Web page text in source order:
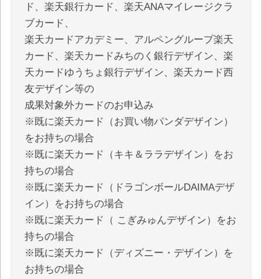
ド、楽天銀行カード、楽天ANAマイレージクラ
ブカード、
楽天カードアカデミー、アルペングループ楽天
カード、楽天カードみちのく銀行デザイン、楽
天カードゆうちょ銀行デザイン、楽天カード西
友デザイン等の
成果対象外カードのお申込み
※既に楽天カード（お買い物パンダデザイン）
をお持ちの場合
※既に楽天カード（キキ＆ララデザイン）をお
持ちの場合
※既に楽天カード（ドラゴンボールDAIMAデザ
イン）をお持ちの場合
※既に楽天カード（ こぎみゅんデザイン）をお
持ちの場合
※既に楽天カード（ディズニー・デザイン）を
お持ちの場合